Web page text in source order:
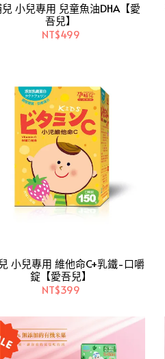
小兒專用 兒童魚油DHA【愛
吾兒】
NT$499
小兒專用 維他命C+乳鐵-口嚼
錠【愛吾兒】
NT$399